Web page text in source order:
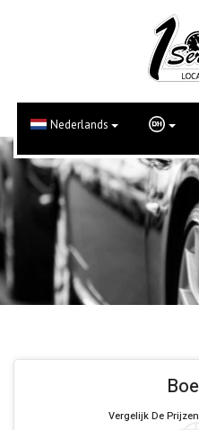
Nederlands
Vergelijk De